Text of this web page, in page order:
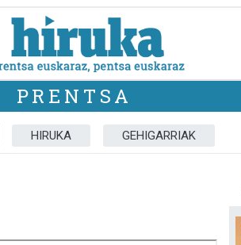
PRENTSA
HIRUKA GEHIGARRIAK